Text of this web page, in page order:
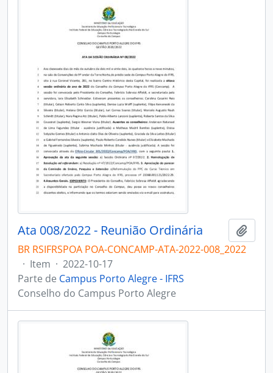
Ata 008/2022 - Reunião Ordinária
BR RSIFRSPOA POA-CONCAMP-ATA-2022-008_2022
· Item · 2022-10-17
Parte de Campus Porto Alegre - IFRS
Conselho do Campus Porto Alegre